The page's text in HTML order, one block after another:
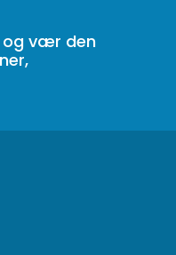
og vær den